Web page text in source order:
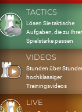
TACTICS
Lösen Sie taktische
Aufgaben, die zu Ihrer
Spielstärke passen
VIDEOS
Stunden über
hochklassiger
Trainingsvideos
LIVE